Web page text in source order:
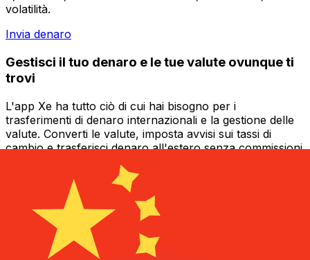
volatilità.
Invia denaro
Gestisci il tuo denaro e le tue valute ovunque ti
trovi
L'app Xe ha tutto ciò di cui hai bisogno per i
trasferimenti di denaro internazionali e la gestione delle
valute. Converti le valute, imposta avvisi sui tassi di
cambio e trasferisci denaro all'estero senza commissioni
nascoste. Scaricala oggi stesso!